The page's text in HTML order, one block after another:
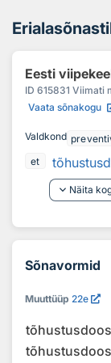
Eesti
ID 615831 Viimati
Vaata sõnakogu
Valdkond
et
keyboard_arrow_down Näita
Sõnavormid
Muuttüüp 22e
tõhustusdoos